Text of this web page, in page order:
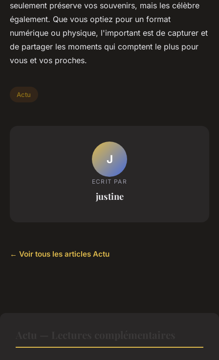
seulement préserve vos souvenirs, mais les célèbre
également. Que vous optiez pour un format
numérique ou physique, l'important est de capturer et
de partager les moments qui comptent le plus pour
vous et vos proches.
Actu
J
ECRIT PAR
justine
← Voir tous les articles Actu